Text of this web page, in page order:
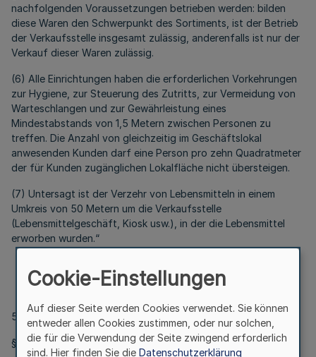
nachfolgenden Voraussetzungen betrieben werden: bilden
diese Waren den Schwerpunkt des Sortiments, ist der Betrieb
der Verkaufsstelle insgesamt zulässig, anderenfalls ist nur der
Verkauf dieser Waren zulässig.
(6) Alle Einrichtungen haben die erforderlichen Vorkehrungen
zur Hygiene, zur Steuerung des Zutritts, zur Vermeidung von
Warteschlangen und zur Gewährleistung eines
Mindestabstands von 1,5 Metern zwischen Personen zu
treffen. Die Anzahl von gleichzeitig im Geschäftslokal
anwesenden Kunden darf eine Person pro zehn Quadratmeter
der für Kunden zugänglichen Lokalfläche nicht übersteigen.
(7) Untersagt ist der Verzehr von Lebensmitteln in einem
Umkreis von 50 Metern um die Verkaufsstelle
(Lebensmittelgeschäft, Kiosk usw.), in der die Lebensmittel
erworben wurden.“
5.
§ 7 wird wie folgt gefasst:
Cookie-Einstellungen
Auf dieser Seite werden Cookies verwendet. Sie können
entweder allen Cookies zustimmen, oder nur solchen,
die für die Verwendung der Seite zwingend erforderlich
sind. Hier finden Sie die Datenschutzerklärung